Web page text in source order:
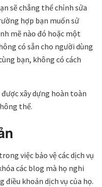
sẽ chẳng thể chỉnh sửa
hợp bạn muốn sử
mẽ nào đó hoặc một
có sẵn cho người dùng
bạn, không có cách
xây dựng hoàn toàn
thể.
việc bảo vệ các dịch vụ
các blog mà họ nghi
điều khoản dịch vụ của họ.